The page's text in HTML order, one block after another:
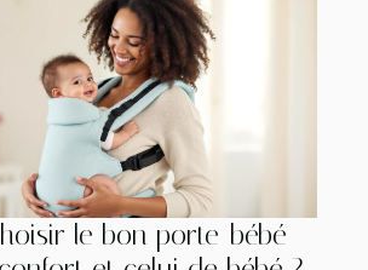
le bon porte-bébé